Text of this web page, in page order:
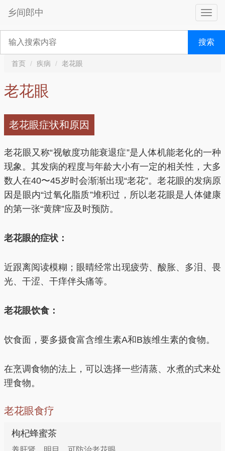
乡间郎中
搜索
首页 疾病 老花眼
老花眼
老花眼症状和原因
老花眼又称“视敏度功能衰退症”是人体机能老化的一种
现象。其发病的程度与年龄大小有一定的相关性，大多
数人在40〜45岁时会渐渐出现“老花”。老花眼的发病原
因是眼内“过氧化脂质”堆积过，所以老花眼是人体健康
的第一张“黄牌”应及时预防。
老花眼的症状：
近跟离阅读模糊；眼晴经常出现疲劳、酸胀、多泪、畏
光、干涩、干痒伴头痛等。
老花眼饮食：
饮食面，要多摄食富含维生素A和B族维生素的食物。
在烹调食物的法上，可以选择一些清蒸、水煮的式来处
理食物。
老花眼食疗
枸杞蜂蜜茶